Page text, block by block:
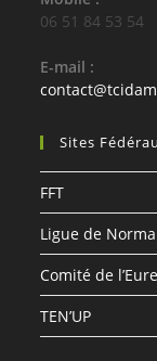
06 51 84 53 54
E-mail :
Sites
FFT
Ligue de
Comité de l’Eure
TEN’UP